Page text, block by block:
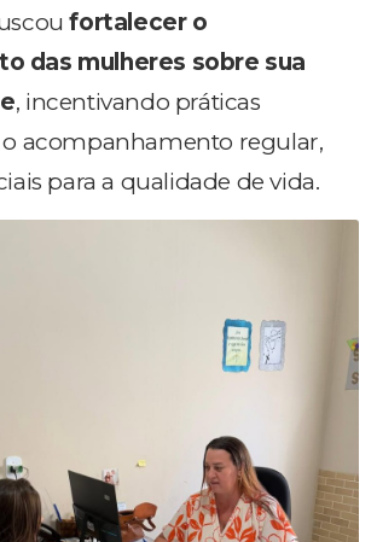
fortalecer o
das mulheres sobre sua
, incentivando práticas
o acompanhamento regular,
para a qualidade de vida.